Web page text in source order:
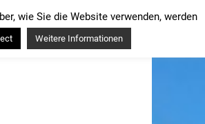
wie Sie die Website verwenden, werden
Weitere Informationen